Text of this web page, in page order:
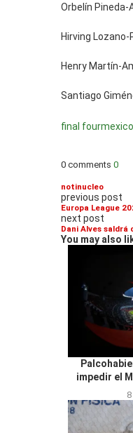
Orbelín Pineda-
Hirving Lozano-
Henry Martín-
Santiago
final fourmexico
0 comments 0
notinucleo
previous post
Europa League
next post
Dani Alves
You may also
impedir el